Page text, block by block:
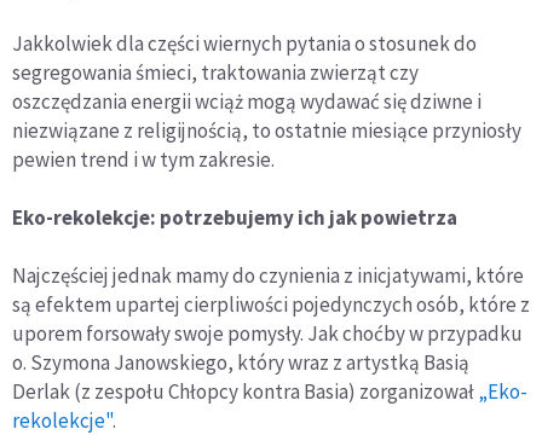
Jakkolwiek dla części wiernych pytania o stosunek do
segregowania śmieci, traktowania zwierząt czy
oszczędzania energii wciąż mogą wydawać się dziwne i
niezwiązane z religijnością, to ostatnie miesiące przyniosły
pewien trend i w tym zakresie.
Eko-rekolekcje: potrzebujemy ich jak powietrza
Najczęściej jednak mamy do czynienia z inicjatywami, które
są efektem upartej cierpliwości pojedynczych osób, które z
uporem forsowały swoje pomysły. Jak choćby w przypadku
o. Szymona Janowskiego, który wraz z artystką Basią
Derlak (z zespołu Chłopcy kontra Basia) zorganizował„Eko-
rekolekcje".